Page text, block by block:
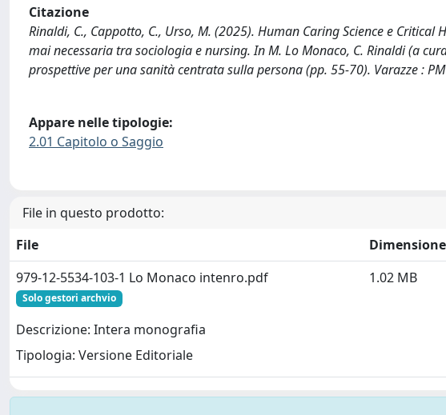
Citazione
Rinaldi, C., Cappotto, C., Urso, M. (2025). Human Caring Science e
mai necessaria tra sociologia e nursing. In M. Lo Monaco, C. Rinaldi (a
prospettive per una sanità centrata sulla persona (pp. 55-70). Varazze :
Appare nelle tipologie:
2.01 Capitolo o Saggio
File in questo prodotto:
File
Dimensione
979-12-5534-103-1 Lo Monaco intenro.pdf
Solo gestori archvio
Descrizione: Intera monografia
Tipologia: Versione Editoriale
1.02 MB